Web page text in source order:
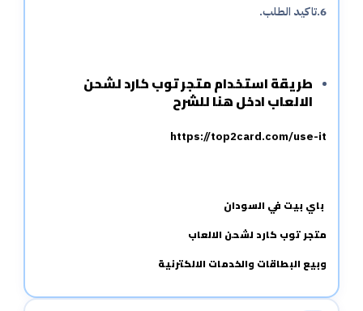
6.تاكيد الطلب.
طريقة استخدام متجر توب كارد لشحن
الالعاب ادخل هنا للشرح
https://top2card.com/use-it
باي بيت في السودان
متجر توب كارد لشحن الالعاب
وبيع البطاقات والخدمات الالكترنية